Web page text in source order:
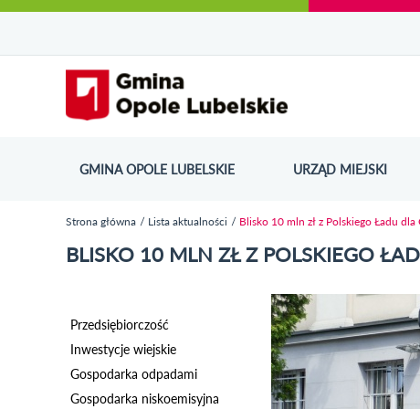
do
strony
do
menu
wyszukiwarki
ścieżki
nawigacyjnej
kategorii
aktualności
do
kalendarza
wydarzeń
do
galerii
do
stopki
GMINA OPOLE LUBELSKIE URZĄD MIEJSKI
Strona główna Lista aktualności Blisko 10 mln zł z Polskiego Ładu
BLISKO 10 MLN ZŁ Z POLSKIEGO
Przedsiębiorczość
Inwestycje wiejskie
Gospodarka odpadami
Gospodarka niskoemisyjna